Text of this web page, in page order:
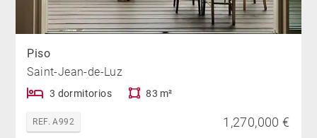
Piso
Saint-Jean-de-Luz
3 dormitorios 83 m²
REF. A992 1,270,000 €